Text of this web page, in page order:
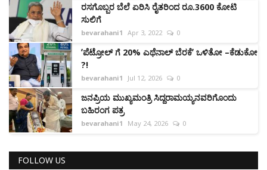
ರಸಗೊಬ್ಬರ ಬೆಲೆ ಏರಿಸಿ ರೈತರಿಂದ ರೂ.3600 ಕೋಟಿ
ಸುಲಿಗೆ
bevarahani1 Apr 3, 2022 0
ʼಪೆಟ್ರೋಲ್‌ ಗೆ 20% ಎಥೆನಾಲ್ ಬೆರಕೆʼ ಒಳಿತೋ –ಕೆಡುಕೋ
?!
bevarahani1 Jul 12, 2026 0
ಜನಪ್ರಿಯ ಮುಖ್ಯಮಂತ್ರಿ ಸಿದ್ದರಾಮಯ್ಯನವರಿಗೊಂದು
ಬಹಿರಂಗ ಪತ್ರ
bevarahani1 May 24, 2026 0
FOLLOW US